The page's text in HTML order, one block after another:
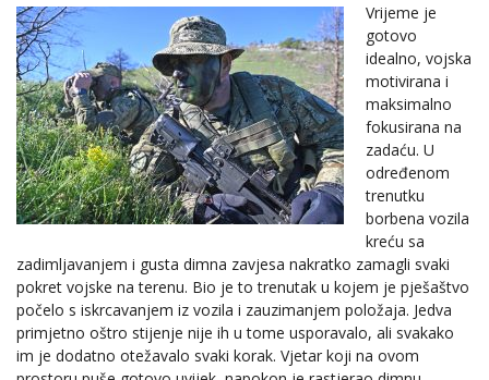
Vrijeme je
gotovo
idealno, vojska
motivirana i
maksimalno
fokusirana na
zadaću. U
određenom
trenutku
borbena vozila
kreću sa
zadimljavanjem i gusta dimna zavjesa nakratko zamagli svaki
pokret vojske na terenu. Bio je to trenutak u kojem je pješaštvo
počelo s iskrcavanjem iz vozila i zauzimanjem položaja. Jedva
primjetno oštro stijenje nije ih u tome usporavalo, ali svakako
im je dodatno otežavalo svaki korak. Vjetar koji na ovom